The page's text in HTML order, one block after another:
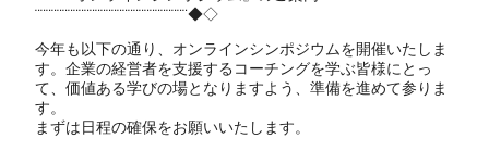
¨¨¨¨¨¨¨¨¨¨¨¨¨¨¨¨¨¨¨¨¨¨¨¨¨¨¨¨◆◇
今年も以下の通り、オンラインシンポジウムを開催いたしま
す。企業の経営者を支援するコーチングを学ぶ皆様にとっ
て、価値ある学びの場となりますよう、準備を進めて参りま
す。
まずは日程の確保をお願いいたします。